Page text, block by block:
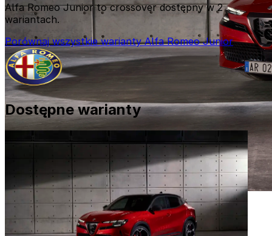
Alfa Romeo Junior to crossover dostępny w 2
wariantach.
Porównaj wszystkie warianty Alfa Romeo Junior
Dostępne warianty